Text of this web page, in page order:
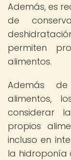
Además, es
de
permiten
alimentos.
Además
alimentos,
considerar
propios
incluso en
la hidroponía